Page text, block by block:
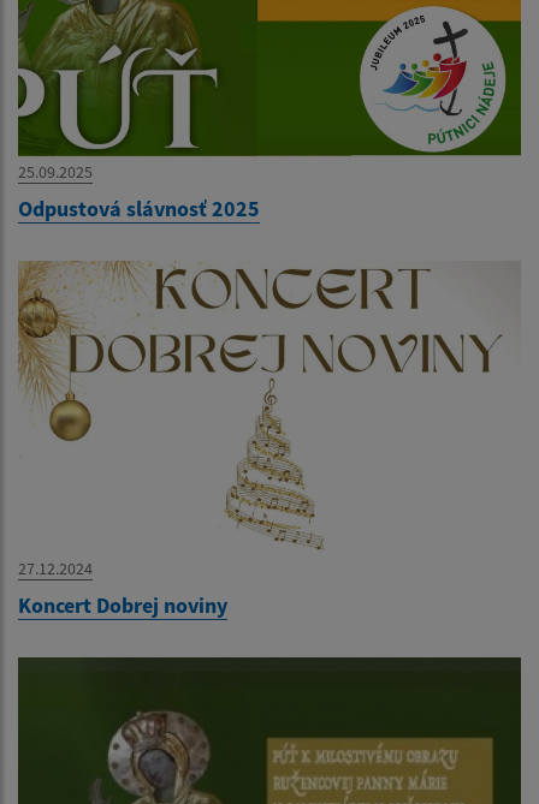
25.09.2025
Odpustová slávnosť 2025
27.12.2024
Koncert Dobrej noviny